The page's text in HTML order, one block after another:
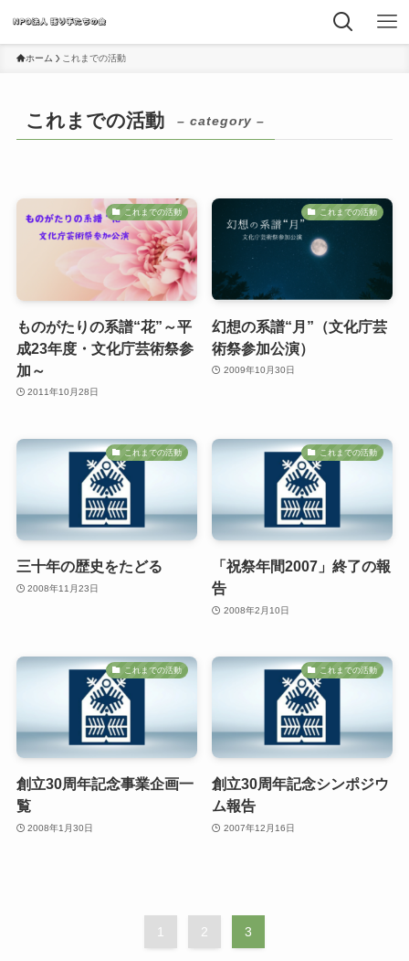
ホーム これまでの活動
これまでの活動 – category –
これまでの活動
ものがたりの系譜“花”～平
成23年度・文化庁芸術祭参
加～
2011年10月28日
これまでの活動
幻想の系譜“月”（文化庁芸
術祭参加公演）
2009年10月30日
これまでの活動
三十年の歴史をたどる
2008年11月23日
これまでの活動
「祝祭年間2007」終了の報
告
2008年2月10日
これまでの活動
創立30周年記念事業企画一
覧
2008年1月30日
これまでの活動
創立30周年記念シンポジウ
ム報告
2007年12月16日
1 2 3